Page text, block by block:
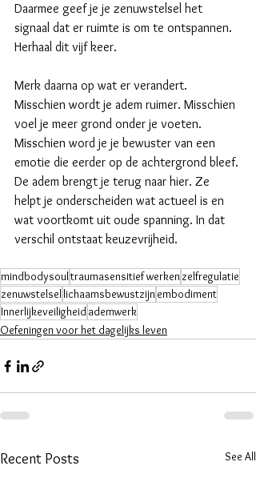
Daarmee geef je je zenuwstelsel het
signaal dat er ruimte is om te ontspannen.
Herhaal dit vijf keer.
Merk daarna op wat er verandert.
Misschien wordt je adem ruimer. Misschien
voel je meer grond onder je voeten.
Misschien word je je bewuster van een
emotie die eerder op de achtergrond bleef.
De adem brengt je terug naar hier. Ze
helpt je onderscheiden wat actueel is en
wat voortkomt uit oude spanning. In dat
verschil ontstaat keuzevrijheid.
mindbodysoultraumasensitief werkenzelfregulatie
zenuwstelsellichaamsbewustzijnembodiment
Innerlijkeveiligheidademwerk
Oefeningen voor het dagelijks leven
Recent Posts See All